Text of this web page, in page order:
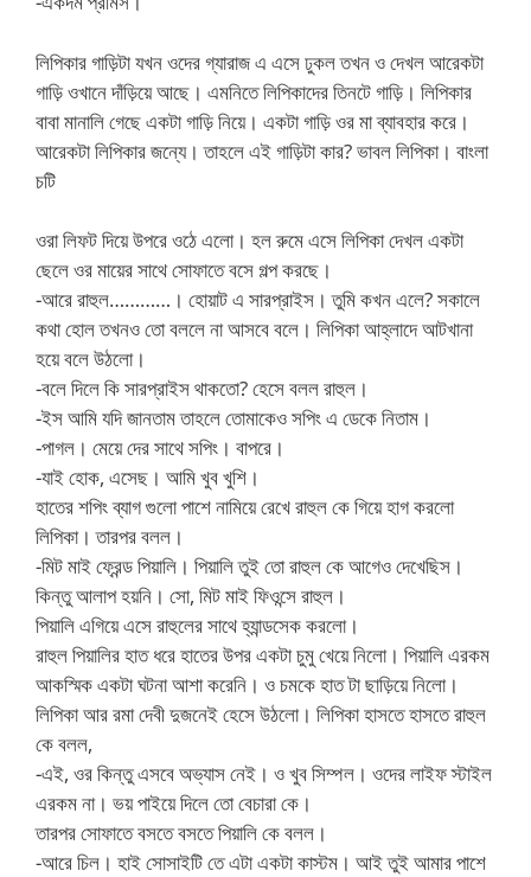
লিপিকার গাড়িটা যখন ওদের গ্যারাজ এ এসে ঢুকল তখন ও দেখল আরেকটা
গাড়ি ওখানে দাঁড়িয়ে আছে। এমনিতে লিপিকাদের তিনটে গাড়ি। লিপিকার
বাবা মানালি গেছে একটা গাড়ি নিয়ে। একটা গাড়ি ওর মা ব্যাবহার করে।
আরেকটা লিপিকার জন্যে। তাহলে এই গাড়িটা কার? ভাবল লিপিকা। বাংলা
চটি
ওরা লিফট দিয়ে উপরে ওঠে এলো। হল রুমে এসে লিপিকা দেখল একটা
ছেলে ওর মায়ের সাথে সোফাতে বসে গল্প করছে।
-আরে রাহুল…………। হোয়াট এ সারপ্রাইস। তুমি কখন এলে? সকালে
কথা হোল তখনও তো বললে না আসবে বলে। লিপিকা আহ্লাদে আটখানা
হয়ে বলে উঠলো।
-বলে দিলে কি সারপ্রাইস থাকতো? হেসে বলল রাহুল।
-ইস আমি যদি জানতাম তাহলে তোমাকেও সপিং এ ডেকে নিতাম।
-পাগল। মেয়ে দের সাথে সপিং। বাপরে।
-যাই হোক, এসেছ। আমি খুব খুশি।
হাতের শপিং ব্যাগ গুলো পাশে নামিয়ে রেখে রাহুল কে গিয়ে হাগ করলো
লিপিকা। তারপর বলল।
-মিট মাই ফ্রেন্ড পিয়ালি। পিয়ালি তুই তো রাহুল কে আগেও দেখেছিস।
কিন্তু আলাপ হয়নি। সো, মিট মাই ফিওন্সে রাহুল।
পিয়ালি এগিয়ে এসে রাহুলের সাথে হ্যান্ডসেক করলো।
রাহুল পিয়ালির হাত ধরে হাতের উপর একটা চুমু খেয়ে নিলো। পিয়ালি এরকম
আকস্মিক একটা ঘটনা আশা করেনি। ও চমকে হাত টা ছাড়িয়ে নিলো।
লিপিকা আর রমা দেবী দুজনেই হেসে উঠলো। লিপিকা হাসতে হাসতে রাহুল
কে বলল,
-এই, ওর কিন্তু এসবে অভ্যাস নেই। ও খুব সিম্পল। ওদের লাইফ স্টাইল
এরকম না। ভয় পাইয়ে দিলে তো বেচারা কে।
তারপর সোফাতে বসতে বসতে পিয়ালি কে বলল।
-আরে চিল। হাই সোসাইটি তে এটা একটা কাস্টম। আই তুই আমার পাশে